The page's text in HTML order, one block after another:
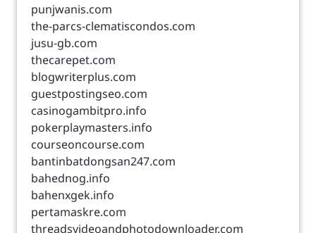
punjwanis.com
the-parcs-clematiscondos.com
jusu-gb.com
thecarepet.com
blogwriterplus.com
guestpostingseo.com
casinogambitpro.info
pokerplaymasters.info
courseoncourse.com
bantinbatdongsan247.com
bahednog.info
bahenxgek.info
pertamaskre.com
threadsvideoandphotodownloader.com